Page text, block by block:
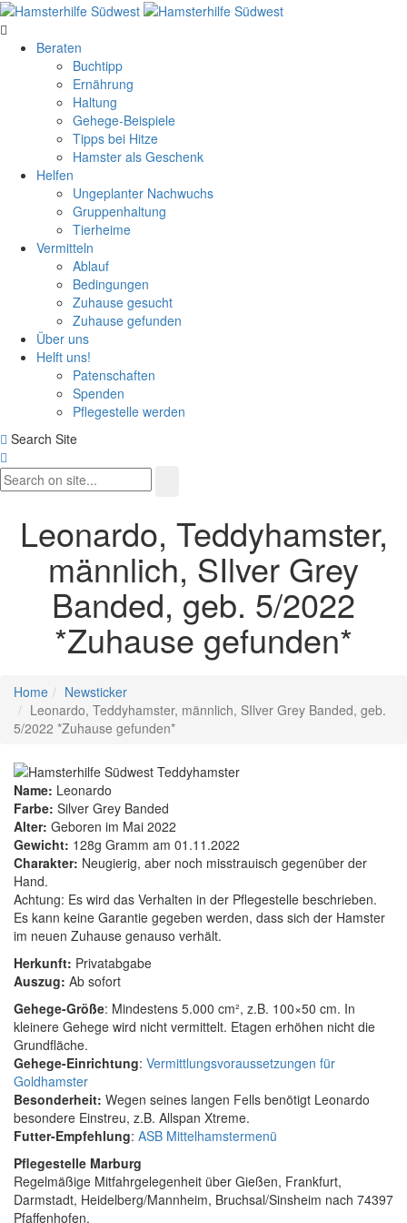
Beraten
Buchtipp
Ernährung
Haltung
Gehege-Beispiele
Tipps bei Hitze
Hamster als Geschenk
Helfen
Ungeplanter Nachwuchs
Gruppenhaltung
Tierheime
Vermitteln
Ablauf
Bedingungen
Zuhause gesucht
Zuhause gefunden
Über uns
Helft uns!
Patenschaften
Spenden
Pflegestelle werden
Search Site
Leonardo, Teddyhamster,
männlich, SIlver Grey
Banded, geb. 5/2022
*Zuhause gefunden*
Home
Newsticker
Leonardo, Teddyhamster, männlich, SIlver Grey Banded, geb.
5/2022 *Zuhause gefunden*
Name: Leonardo
Farbe: Silver Grey Banded
Alter: Geboren im Mai 2022
Gewicht: 128g Gramm am 01.11.2022
Charakter: Neugierig, aber noch misstrauisch gegenüber der
Hand.
Achtung: Es wird das Verhalten in der Pflegestelle beschrieben.
Es kann keine Garantie gegeben werden, dass sich der Hamster
im neuen Zuhause genauso verhält.
Herkunft: Privatabgabe
Auszug: Ab sofort
Gehege-Größe: Mindestens 5.000 cm², z.B. 100×50 cm. In
kleinere Gehege wird nicht vermittelt. Etagen erhöhen nicht die
Grundfläche.
Gehege-Einrichtung: Vermittlungsvoraussetzungen für
Goldhamster
Besonderheit: Wegen seines langen Fells benötigt Leonardo
besondere Einstreu, z.B. Allspan Xtreme.
Futter-Empfehlung: ASB Mittelhamstermenü
Pflegestelle Marburg
Regelmäßige Mitfahrgelegenheit über Gießen, Frankfurt,
Darmstadt, Heidelberg/Mannheim, Bruchsal/Sinsheim nach 74397
Pfaffenhofen.